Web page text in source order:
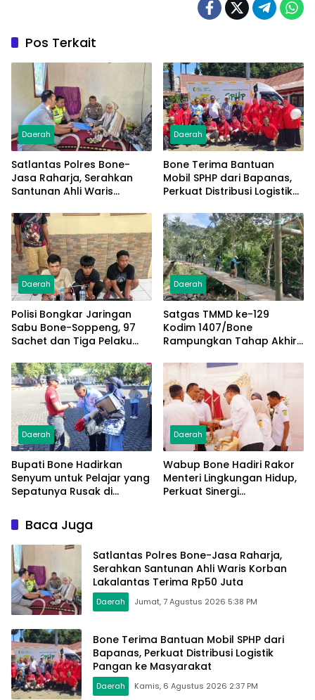
Pos Terkait
Daerah
Satlantas Polres Bone-
Jasa Raharja, Serahkan
Santunan Ahli Waris
Rp50 Juta
Daerah
Bone Terima Bantuan
Mobil SPHP dari Bapanas,
Perkuat Distribusi Logistik
Daerah
Polisi Bongkar Jaringan
Sabu Bone-Soppeng, 97
Sachet dan Tiga Pelaku
Daerah
Satgas TMMD ke-129
Kodim 1407/Bone
Rampungkan Tahap Akhir
Pattuku, Jaring Pengaman
Mulai Terpasang
Daerah
Bupati Bone Hadirkan
Senyum untuk Pelajar yang
Sepatunya Rusak di
Kemerdekaan
Daerah
Wabup Bone Hadiri Rakor
Menteri Lingkungan Hidup,
Perkuat Sinergi
Baca Juga
Satlantas Polres Bone-Jasa Raharja,
Serahkan Santunan Ahli Waris Korban
Lakalantas Terima Rp50 Juta
Daerah Jumat, 7 Agustus 2026 5:38 PM
Bone Terima Bantuan Mobil SPHP dari
Bapanas, Perkuat Distribusi Logistik
Pangan ke Masyarakat
Daerah Kamis, 6 Agustus 2026 2:37 PM